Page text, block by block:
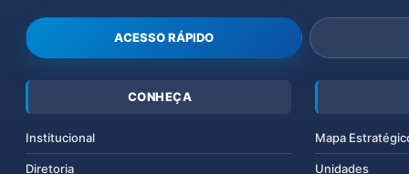
ACESSO RÁPIDO
CONHEÇA
Institucional
Diretoria
Mapa
Unidades